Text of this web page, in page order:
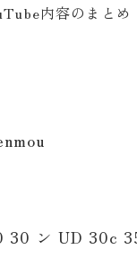
内容のまとめ